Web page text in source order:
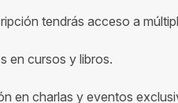
tendrás acceso a
en cursos y libros.
en charlas y eventos